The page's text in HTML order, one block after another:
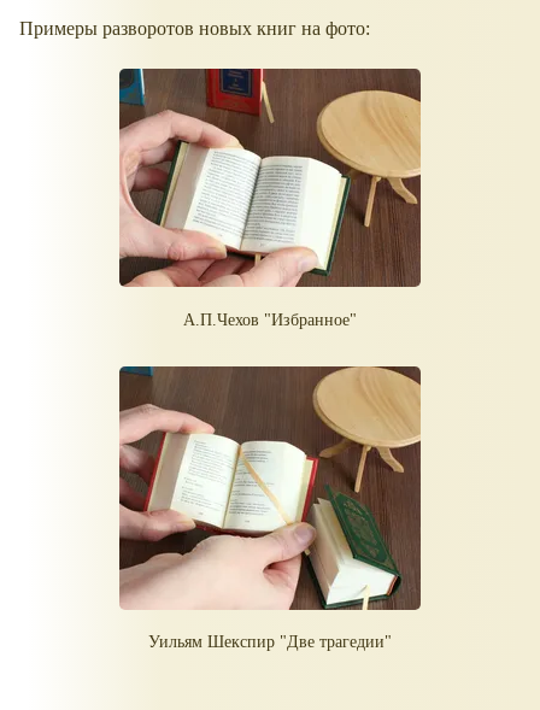
Примеры разворотов новых книг на фото:
А.П.Чехов "Избранное"
Уильям Шекспир "Две трагедии"